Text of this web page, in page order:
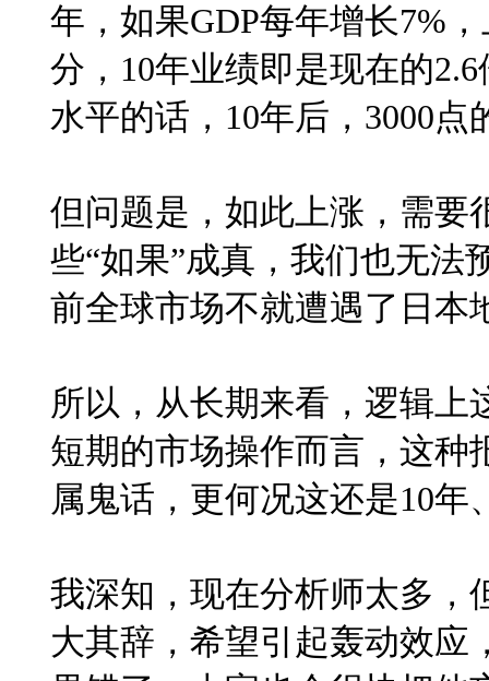
年，如果GDP每年增长7%
分， 10年业绩即是现在的2.6
水平的话， 10年后， 3000点
但问题是，如此上涨，需要
些“如果”成真，我们也无法
前全球市场不就遭遇了日本
所以，从长期来看，逻辑上
短期的市场操作而言，这种
属鬼话，更何况这还是10年
我深知，现在分析师太多，
大其辞，希望引起轰动效应